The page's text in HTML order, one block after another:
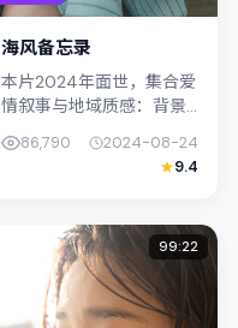
海风备忘录
本片2024年面世，集合爱
情叙事与地域质感：背景
化肌理相呼应。导演黑泽
清善用光影与声场塑造孤
抉择牵动...
86,790
2024-08-24
9.4
99:22